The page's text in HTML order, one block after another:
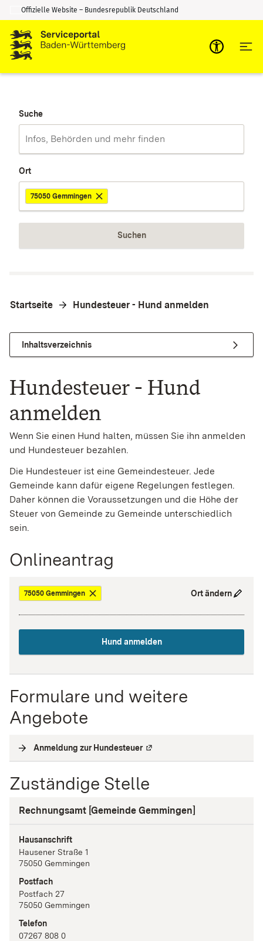
Zum Inhalt springen
Zur Suche springen
Offizielle Website – Bundesrepublik Deutschland
Suche
Ort
75050 Gemmingen
Suchen
Startseite Hundesteuer - Hund anmelden
Inhaltsverzeichnis
Hundesteuer - Hund
anmelden
Wenn Sie einen Hund halten, müssen Sie ihn anmelden
und Hundesteuer bezahlen.
Die Hundesteuer ist eine Gemeindesteuer. Jede
Gemeinde kann dafür eigene Regelungen festlegen.
Daher können die Voraussetzungen und die Höhe der
Steuer von Gemeinde zu Gemeinde unterschiedlich
sein.
Onlineantrag
75050 Gemmingen Ort ändern
Hund anmelden
Formulare und weitere
Angebote
Anmeldung zur Hundesteuer( Externe Verlinkung
Zuständige Stelle
Rechnungsamt [Gemeinde Gemmingen]
Hausanschrift
Hausener Straße 1
75050 Gemmingen
Postfach
Postfach 27
75050 Gemmingen
Telefon
07267 808 0